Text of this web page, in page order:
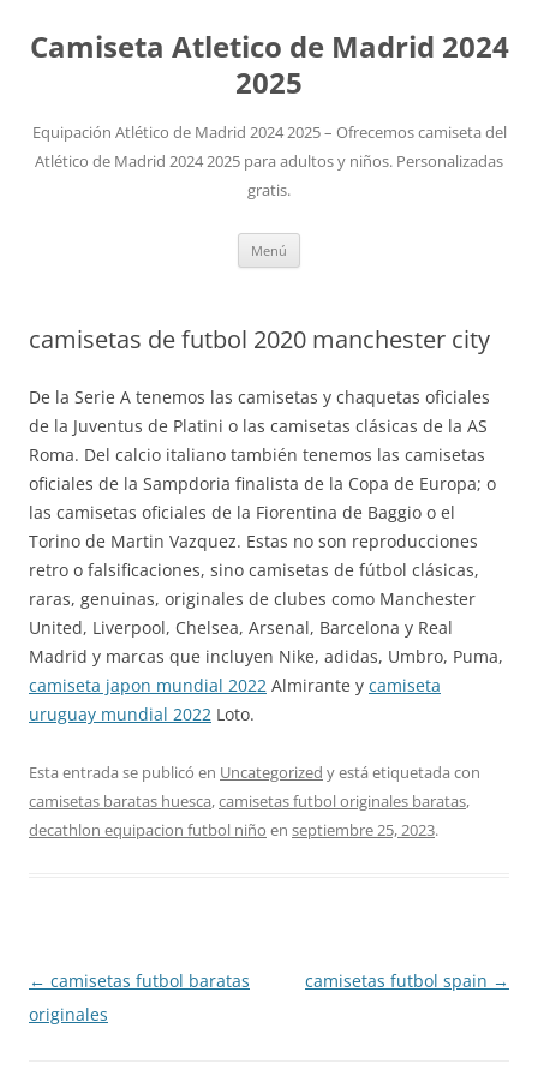
Camiseta Atletico de Madrid 2024
2025
Equipación Atlético de Madrid 2024 2025 – Ofrecemos camiseta del
Atlético de Madrid 2024 2025 para adultos y niños. Personalizadas
gratis.
Menú
camisetas de futbol 2020 manchester city
De la Serie A tenemos las camisetas y chaquetas oficiales
de la Juventus de Platini o las camisetas clásicas de la AS
Roma. Del calcio italiano también tenemos las camisetas
oficiales de la Sampdoria finalista de la Copa de Europa; o
las camisetas oficiales de la Fiorentina de Baggio o el
Torino de Martin Vazquez. Estas no son reproducciones
retro o falsificaciones, sino camisetas de fútbol clásicas,
raras, genuinas, originales de clubes como Manchester
United, Liverpool, Chelsea, Arsenal, Barcelona y Real
Madrid y marcas que incluyen Nike, adidas, Umbro, Puma,
camiseta japon mundial 2022 Almirante y camiseta
uruguay mundial 2022 Loto.
Esta entrada se publicó en Uncategorized y está etiquetada con
camisetas baratas huesca,camisetas futbol originales baratas,
decathlon equipacion futbol niño en septiembre 25, 2023.
Navegación
de
← camisetas futbol baratas
originales
camisetas futbol spain →